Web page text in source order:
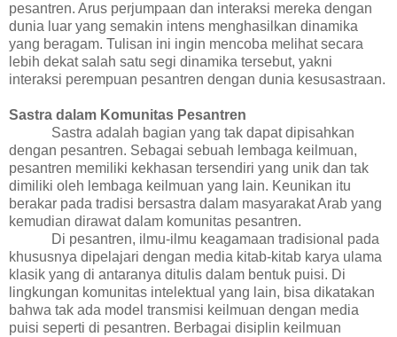
pesantren. Arus perjumpaan dan interaksi mereka dengan
dunia luar yang semakin intens menghasilkan dinamika
yang beragam. Tulisan ini ingin mencoba melihat secara
lebih dekat salah satu segi dinamika tersebut, yakni
interaksi perempuan pesantren dengan dunia kesusastraan.
Sastra dalam Komunitas Pesantren
Sastra adalah bagian yang tak dapat dipisahkan
dengan pesantren. Sebagai sebuah lembaga keilmuan,
pesantren memiliki kekhasan tersendiri yang unik dan tak
dimiliki oleh lembaga keilmuan yang lain. Keunikan itu
berakar pada tradisi bersastra dalam masyarakat Arab yang
kemudian dirawat dalam komunitas pesantren.
Di pesantren, ilmu-ilmu keagamaan tradisional pada
khususnya dipelajari dengan media kitab-kitab karya ulama
klasik yang di antaranya ditulis dalam bentuk puisi. Di
lingkungan komunitas intelektual yang lain, bisa dikatakan
bahwa tak ada model transmisi keilmuan dengan media
puisi seperti di pesantren. Berbagai disiplin keilmuan